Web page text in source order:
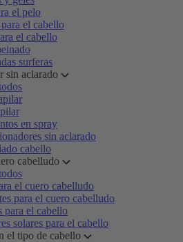
el pelo
el cabello
el cabello
surferas
sin aclarado
en spray
sin aclarado
cabello
cabelludo
el cuero cabelludo
para el cuero cabelludo
para el cabello
solares para el cabello
el tipo de cabello